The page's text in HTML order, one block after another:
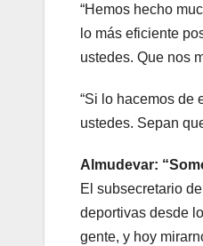
“Hemos hecho
lo más eficiente
ustedes. Que nos
“Si lo hacemos de
ustedes. Sepan
Almudevar:
El subsecretario
deportivas desde
gente, y hoy